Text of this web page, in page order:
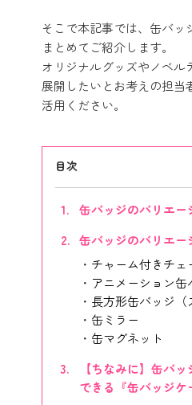
そこで本記事では、缶バッ
まとめてご紹介します。
オリジナルグッズやノベル
展開したいとお考えの担当
活用ください。
目次
缶バッジのバリエ
缶バッジのバリエ
チャーム付きチェ
アニメーション缶
長方形缶バッジ（
缶ミラー
缶マグネット
【ちなみに】缶バ
できる『缶バッジケ